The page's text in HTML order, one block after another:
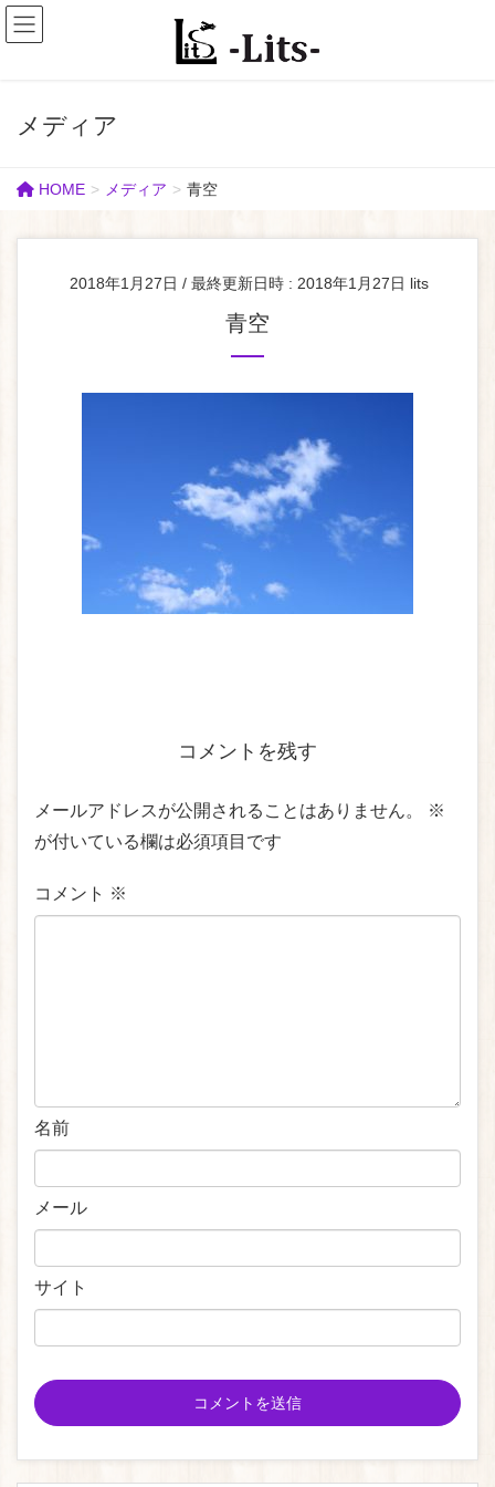
メディア
HOME メディア 青空
2018年1月27日 / 最終更新日時 : 2018年1月27日 lits
青空
コメントを残す
メールアドレスが公開されることはありません。
※
が付いている欄は必須項目です
コメント ※
名前
メール
サイト